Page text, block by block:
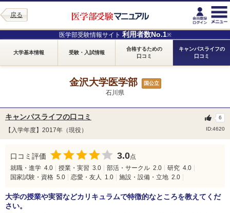
戻る
医学部受験情報サイト 利用者数No.1※
大学基本情報 受験・入試情報
合格するための
口コミ
キャンパスライフの
口コミ
金沢大学医学部 国公立
石川県
キャンパスライフの口コミ
【入学年度】2017年（現役） ID:4620
6
口コミ評価 3.0点
就職・進学 4.0 授業・実習 3.0 部活・サークル 2.0 研究 4.0
国家試験・資格 5.0 恋愛・友人 1.0 施設・設備・立地 2.0
大学の授業や実習などカリキュラムで特徴的なところを教えてくだ
さい。